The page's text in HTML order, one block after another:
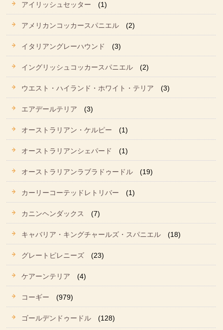
アイリッシュセッター (1)
アメリカンコッカースパニエル (2)
イタリアングレーハウンド (3)
イングリッシュコッカースパニエル (2)
ウエスト・ハイランド・ホワイト・テリア (3)
エアデールテリア (3)
オーストラリアン・ケルピー (1)
オーストラリアンシェパード (1)
オーストラリアンラブラドゥードル (19)
カーリーコーテッドレトリバー (1)
カニンヘンダックス (7)
キャバリア・キングチャールズ・スパニエル (18)
グレートピレニーズ (23)
ケアーンテリア (4)
コーギー (979)
ゴールデンドゥードル (128)